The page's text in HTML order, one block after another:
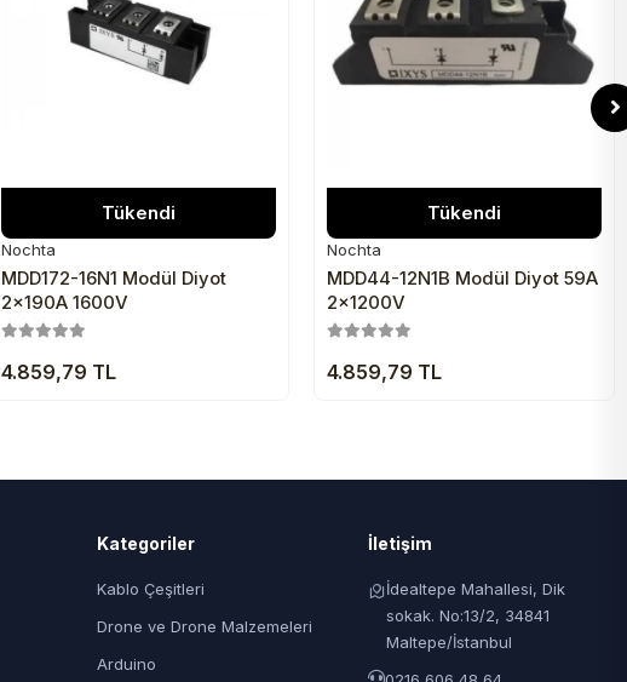
Tükendi
Nochta
MDD172-16N1 Modül Diyot
2x190A 1600V
4.859,79 TL
Tükendi
Nochta
MDD44-12N1B Modül Diyot 59A
2x1200V
4.859,79 TL
Kategoriler
Kablo Çeşitleri
Drone ve Drone Malzemeleri
Arduino
İletişim
İdealtepe Mahallesi, Dik
sokak. No:13/2, 34841
Maltepe/İstanbul